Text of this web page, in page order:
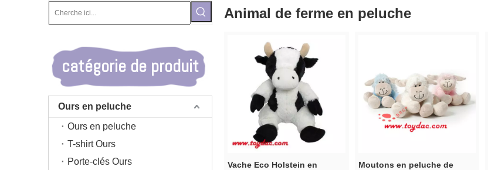
catégorie de produit
Ours en peluche
Ours en peluche
T-shirt Ours
Porte-clés Ours
Animal de ferme en peluche
Vache Eco Holstein en
Moutons en peluche de